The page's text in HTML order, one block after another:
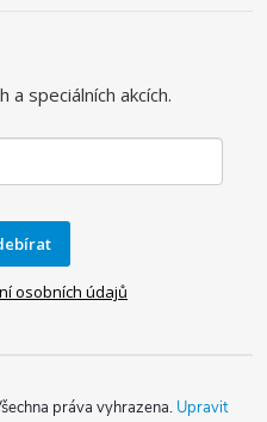
a speciálních akcích.
osobních údajů
práva vyhrazena. Upravit